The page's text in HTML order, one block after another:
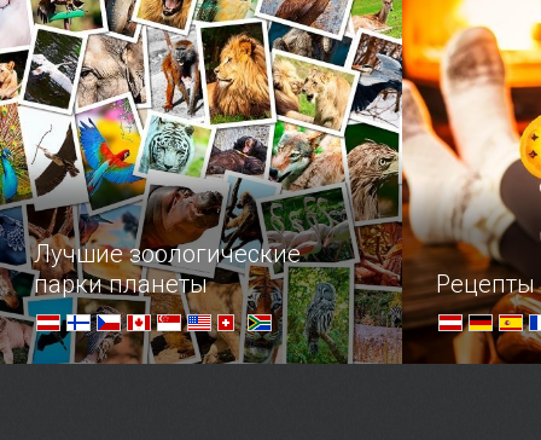
страну, перед нами часто встает
извечный вопрос: что увезти с собой
на память, кроме банальных
магнитиков? В помощь
путешественнику наш обзор
полезных подарков из Европы.
наша
которых
самых
Лучшие зоологические
парки планеты
Рецепты